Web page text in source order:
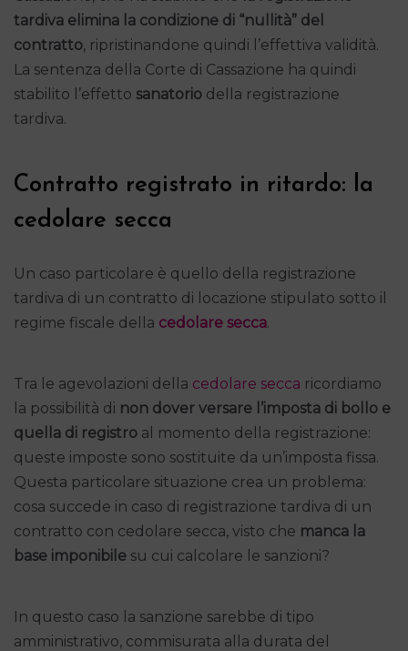
tardiva elimina la condizione di “nullità” del
contratto, ripristinandone quindi l’effettiva validità.
La sentenza della Corte di Cassazione ha quindi
stabilito l’effetto sanatorio della registrazione
tardiva.
Contratto registrato in ritardo: la
cedolare secca
Un caso particolare è quello della registrazione
tardiva di un contratto di locazione stipulato sotto il
regime fiscale della cedolare secca.
Tra le agevolazioni della cedolare secca ricordiamo
la possibilità di non dover versare l’imposta di bollo e
quella di registro al momento della registrazione:
queste imposte sono sostituite da un’imposta fissa.
Questa particolare situazione crea un problema:
cosa succede in caso di registrazione tardiva di un
contratto con cedolare secca, visto che manca la
base imponibile su cui calcolare le sanzioni?
In questo caso la sanzione sarebbe di tipo
amministrativo, commisurata alla durata del